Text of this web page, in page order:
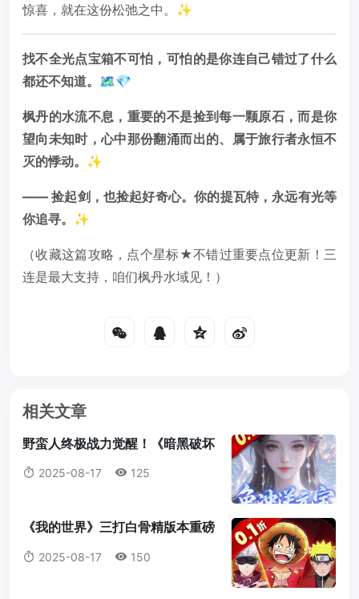
惊喜，就在这份松弛之中。✨
找不全光点宝箱不可怕，可怕的是你连自己错过了什么
都还不知道。🗺️💎
枫丹的水流不息，重要的不是捡到每一颗原石，而是你
望向未知时，心中那份翻涌而出的、属于旅行者永恒不
灭的悸动。✨
—— 捡起剑，也捡起好奇心。你的提瓦特，永远有光等
你追寻。✨
（收藏这篇攻略，点个星标★不错过重要点位更新！三
连是最大支持，咱们枫丹水域见！）
相关文章
野蛮人终极战力觉醒！《暗黑破坏
神2：重制版》符文之语最强搭配
指南
2025-08-17 125
《我的世界》三打白骨精版本重磅
来袭：天赋点系统全解析，打造属
于你的最强冒险者！
2025-08-17 150